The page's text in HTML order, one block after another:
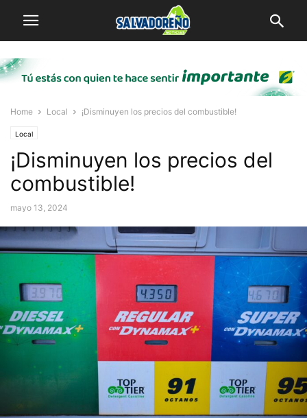
Home Local ¡Disminuyen los precios del combustible!
Local
¡Disminuyen los precios del
combustible!
mayo 13, 2024